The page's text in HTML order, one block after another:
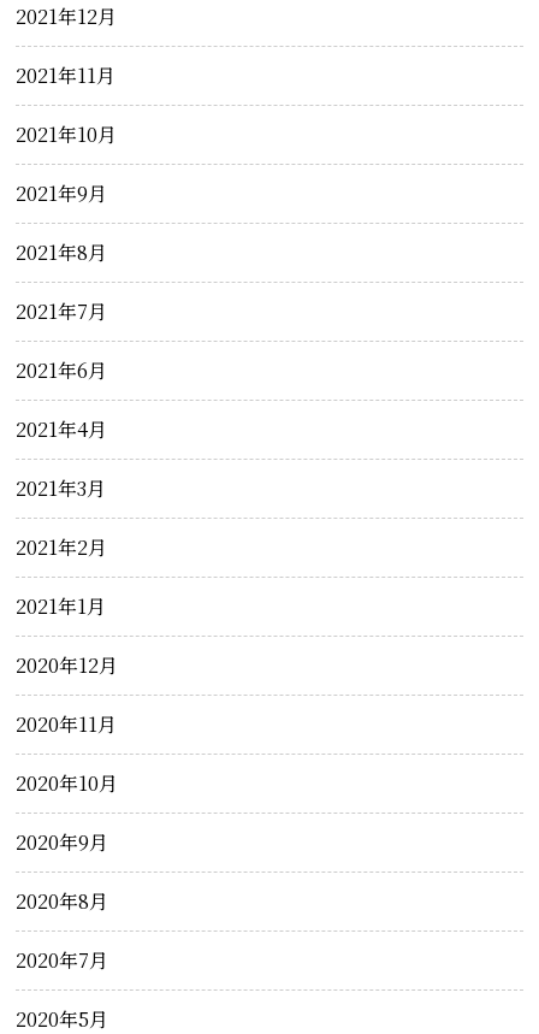
2021年12月
2021年11月
2021年10月
2021年9月
2021年8月
2021年7月
2021年6月
2021年4月
2021年3月
2021年2月
2021年1月
2020年12月
2020年11月
2020年10月
2020年9月
2020年8月
2020年7月
2020年5月